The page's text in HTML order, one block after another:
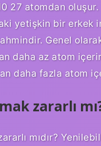
27 atomdan oluşur.
yetişkin bir erkek
Genel
daha az atom
daha fazla atom
zararlı
mıdır?